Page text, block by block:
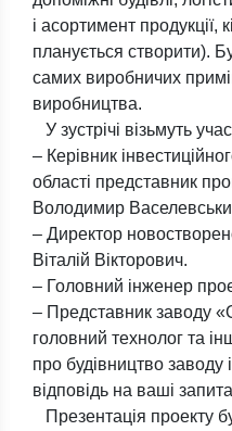
і асортимент продукції,
планується створити).
самих виробничих
виробництва.
У зустрічі візьмуть
– Керівник
області представник
Володимир
– Директор
Віталій Вікторович.
– Головний інженер
– Представник заводу
головний технолог та
про будівництво заводу
відповідь на ваші
Презентація проекту